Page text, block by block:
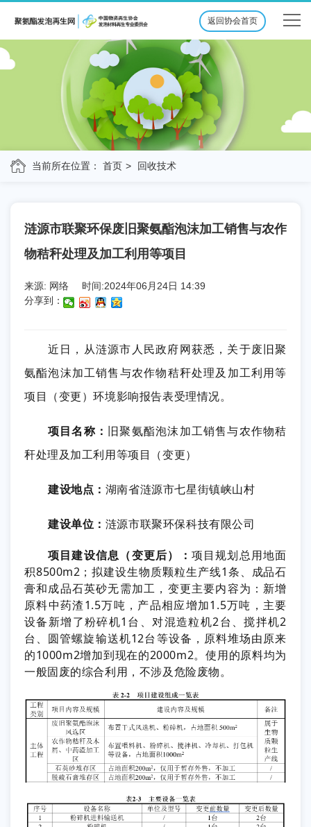
返回协会首页
当前所在位置： 首页 回收技术
涟源市联聚环保废旧聚氨酯泡沫加工销售与农作
物秸秆处理及加工利用等项目
来源: 网络
时间:2024年06月24日 14:39
分享到：
近日，从涟源市人民政府网获悉，关于废旧聚
氨酯泡沫加工销售与农作物秸秆处理及加工利用等
项目（变更）环境影响报告表受理情况。
项目名称： 旧聚氨酯泡沫加工销售与农作物秸
秆处理及加工利用等项目（变更）
建设地点： 湖南省涟源市七星街镇峡山村
建设单位： 涟源市联聚环保科技有限公司
项目建设信息（变更后）： 项目规划总用地面
积8500m2；拟建设生物质颗粒生产线1条、成品石
膏和成品石英砂无需加工，变更主要内容为：新增
原料中药渣1.5万吨，产品相应增加1.5万吨，主要
设备新增了粉碎机1台、对混造粒机2台、搅拌机2
台、圆管螺旋输送机12台等设备，原料堆场由原来
的1000m2增加到现在的2000m2。使用的原料均为
一般固废的综合利用，不涉及危险废物。